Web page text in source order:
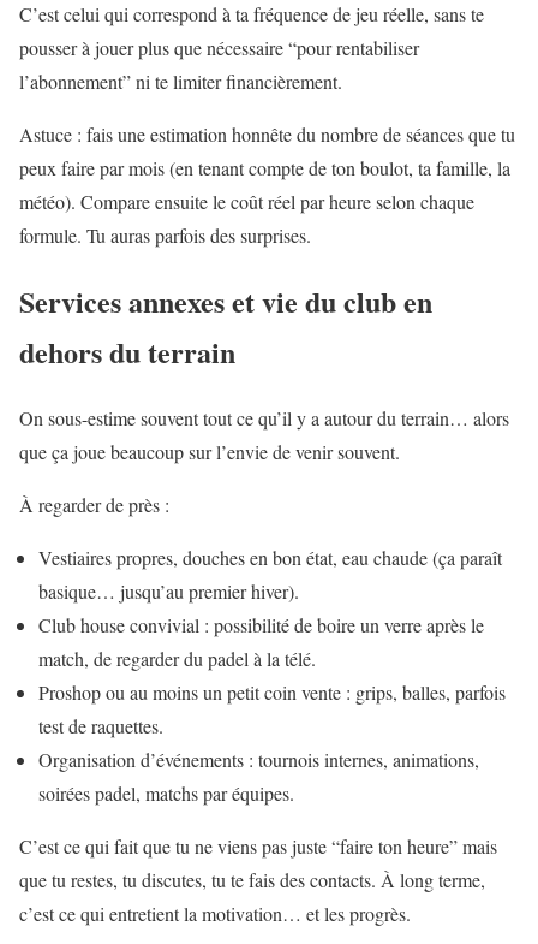
C’est celui qui correspond à ta fréquence de jeu réelle, sans te
pousser à jouer plus que nécessaire “pour rentabiliser
l’abonnement” ni te limiter financièrement.
Astuce : fais une estimation honnête du nombre de séances que tu
peux faire par mois (en tenant compte de ton boulot, ta famille, la
météo). Compare ensuite le coût réel par heure selon chaque
formule. Tu auras parfois des surprises.
Services annexes et vie du club en
dehors du terrain
On sous-estime souvent tout ce qu’il y a autour du terrain… alors
que ça joue beaucoup sur l’envie de venir souvent.
À regarder de près :
Vestiaires propres, douches en bon état, eau chaude (ça paraît
basique… jusqu’au premier hiver).
Club house convivial : possibilité de boire un verre après le
match, de regarder du padel à la télé.
Proshop ou au moins un petit coin vente : grips, balles, parfois
test de raquettes.
Organisation d’événements : tournois internes, animations,
soirées padel, matchs par équipes.
C’est ce qui fait que tu ne viens pas juste “faire ton heure” mais
que tu restes, tu discutes, tu te fais des contacts. À long terme,
c’est ce qui entretient la motivation… et les progrès.